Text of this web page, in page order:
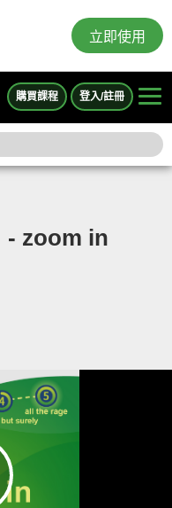
立即使用
購買課程 登入/註冊
- zoom in